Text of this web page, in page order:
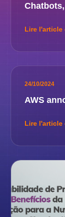
Lire l'article
24/10/2024
AWS
Lire l'article